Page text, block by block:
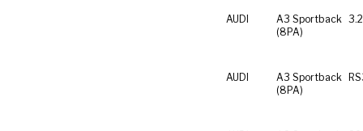
AUDI
A3 Sportback
(8PA)
AUDI
A3 Sportback
(8PA)